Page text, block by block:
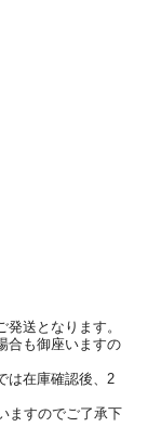
送となります。
合も御座いますの
は在庫確認後、2
ますのでご了承下